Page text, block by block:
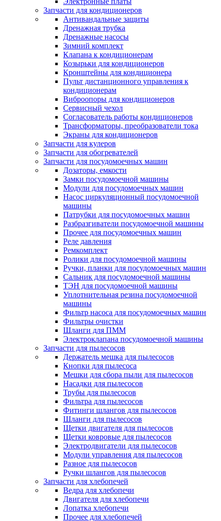
Запчасти для кондиционеров
Антивандальные защиты
Дренажная трубка
Дренажные насосы
Зимний комплект
Клапана к кондиционерам
Козырьки для кондиционеров
Кронштейны для кондиционера
Пульт дистанционного управления к
кондиционерам
Виброопоры для кондиционеров
Сервисный чехол
Согласователь работы кондиционеров
Трансформаторы, преобразователи тока
Экраны для кондиционеров
Запчасти для кулеров
Запчасти для обогревателей
Запчасти для посудомоечных машин
Дозаторы, емкости
Замки посудомоечной машины
Модули для посудомоечных машин
Насос циркуляционный посудомоечной
машины
Патрубки для посудомоечных машин
Разбразгиватели посудомоечной машины
Прочее для посудомоечных машин
Реле давления
Ремкомплект
Ролики для посудомоечной машины
Ручки, планки для посудомоечных машин
Сальник для посудомоечной машины
ТЭН для посудомоечной машины
Уплотнительная резина посудомоечной
машины
Фильтр насоса для посудомоечных машин
Фильтры очистки
Шланги для ПММ
Электроклапана посудомоечной машины
Запчасти для пылесосов
Держатель мешка для пылесосов
Кнопки для пылесоса
Мешки для сбора пыли для пылесосов
Насадки для пылесосов
Трубы для пылесосов
Фильтра для пылесосов
Фитинги шлангов для пылесосов
Шланги для пылесосов
Щетки двигателя для пылесосов
Щетки ковровые для пылесосов
Электродвигатели для пылесосов
Модули управления для пылесосов
Разное для пылесосов
Ручки шлангов для пылесосов
Запчасти для хлебопечей
Ведра для хлебопечи
Двигателя для хлебопечи
Лопатка хлебопечи
Прочее для хлебопечей